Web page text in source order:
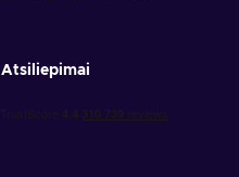
Atsiliepimai